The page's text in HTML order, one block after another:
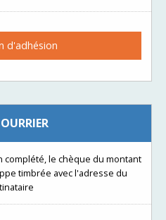
d'adhésion
complété, le chèque du montant
timbrée avec l'adresse du